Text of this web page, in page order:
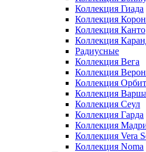
Коллекция Гиада
Коллекция
Коллекция Канто
Коллекция
Радиусные
Коллекция Вега
Коллекция
Коллекция
Коллекция
Коллекция Сеул
Коллекция Гарда
Коллекция
Коллекция Vera
Коллекция Noma